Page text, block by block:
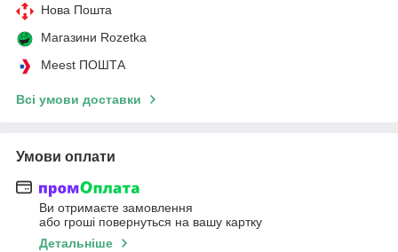
Нова Пошта
Магазини Rozetka
Meest ПОШТА
Всі умови доставки
Умови оплати
Ви отримаєте замовлення
або гроші повернуться на вашу картку
Детальніше